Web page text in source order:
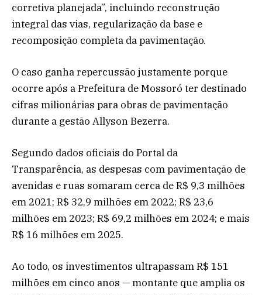
corretiva planejada”, incluindo reconstrução
integral das vias, regularização da base e
recomposição completa da pavimentação.
O caso ganha repercussão justamente porque
ocorre após a Prefeitura de Mossoró ter destinado
cifras milionárias para obras de pavimentação
durante a gestão Allyson Bezerra.
Segundo dados oficiais do Portal da
Transparência, as despesas com pavimentação de
avenidas e ruas somaram cerca de R$ 9,3 milhões
em 2021; R$ 32,9 milhões em 2022; R$ 23,6
milhões em 2023; R$ 69,2 milhões em 2024; e mais
R$ 16 milhões em 2025.
Ao todo, os investimentos ultrapassam R$ 151
milhões em cinco anos — montante que amplia os